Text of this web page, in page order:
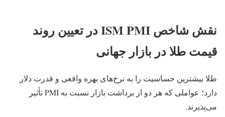
نقش شاخص ISM PMI در تعیین روند
قیمت طلا در بازار جهانی
طلا بیشترین حساسیت را به نرخ‌های بهره واقعی و قدرت دلار
دارد؛ عواملی که هر دو از برداشت بازار نسبت به PMI تأثیر
می‌پذیرند.